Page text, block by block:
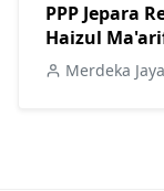
PPP Jepara
Haizul
Merdeka